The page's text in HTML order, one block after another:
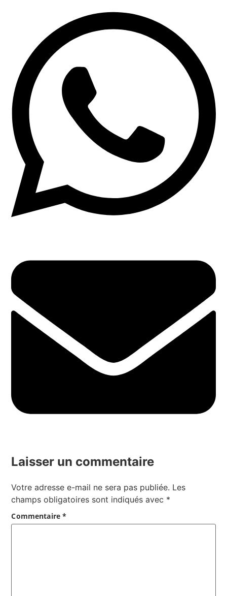
Laisser un commentaire
Votre adresse e-mail ne sera pas publiée. Les
champs obligatoires sont indiqués avec *
Commentaire*